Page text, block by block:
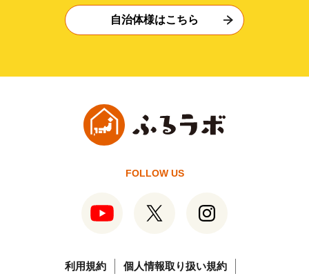
自治体様はこちら
FOLLOW US
利用規約 個人情報取り扱い規約